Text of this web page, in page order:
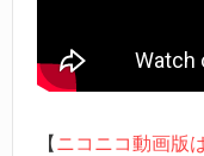
【 ニコニコ動画版